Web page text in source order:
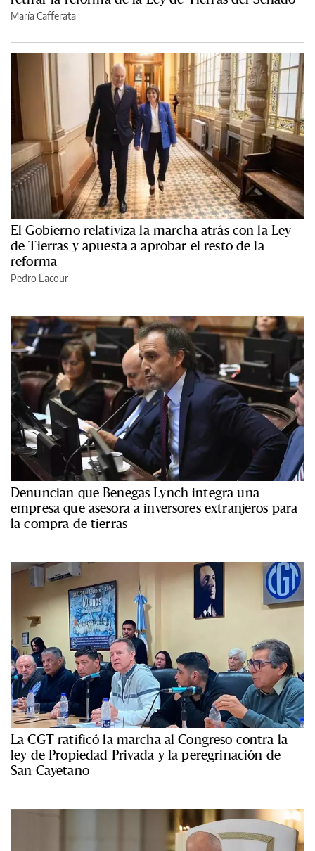
María Cafferata
El Gobierno relativiza la marcha atrás con la Ley
de Tierras y apuesta a aprobar el resto de la
reforma
Pedro Lacour
Denuncian que Benegas Lynch integra una
empresa que asesora a inversores extranjeros para
la compra de tierras
La CGT ratificó la marcha al Congreso contra la
ley de Propiedad Privada y la peregrinación de
San Cayetano